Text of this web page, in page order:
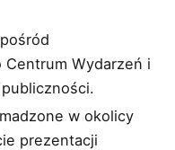
Wydarzeń i
w okolicy
prezentacji